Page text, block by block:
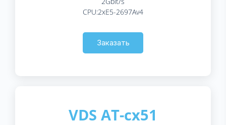
CPU:2xE5-2697Av4
Заказать
VDS AT-cx51